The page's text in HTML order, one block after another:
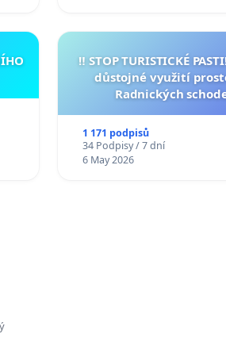
‼️ STOP TURISTICKÉ
důstojné využití
Radnických
1 171 podpisů
34 Podpisy / 7 dní
6 May 2026